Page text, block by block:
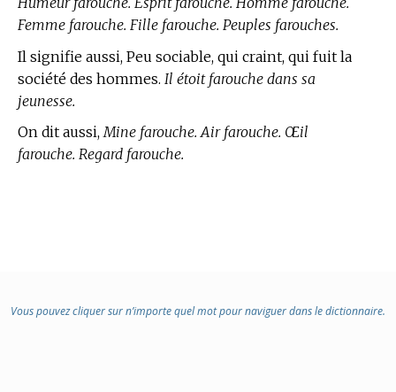
Femme farouche. Fille farouche. Peuples farouches.
Il signifie aussi, Peu sociable, qui craint, qui fuit la
société des hommes. Il étoit farouche dans sa
jeunesse.
On dit aussi,Mine farouche. Air farouche. Œil
farouche. Regard farouche.
Vous pouvez cliquer sur n’importe quel mot pour naviguer dans le dictionnaire.